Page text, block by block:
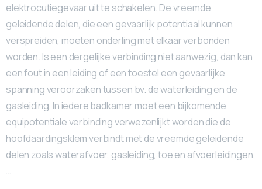
elektrocutiegevaar uit te schakelen. De vreemde
geleidende delen, die een gevaarlijk potentiaal kunnen
verspreiden, moeten onderling met elkaar verbonden
worden. Is een dergelijke verbinding niet aanwezig, dan kan
een fout in een leiding of een toestel een gevaarlijke
spanning veroorzaken tussen bv. de waterleiding en de
gasleiding. In iedere badkamer moet een bijkomende
equipotentiale verbinding verwezenlijkt worden die de
hoofdaardingsklem verbindt met de vreemde geleidende
delen zoals waterafvoer, gasleiding, toe en afvoerleidingen,
…